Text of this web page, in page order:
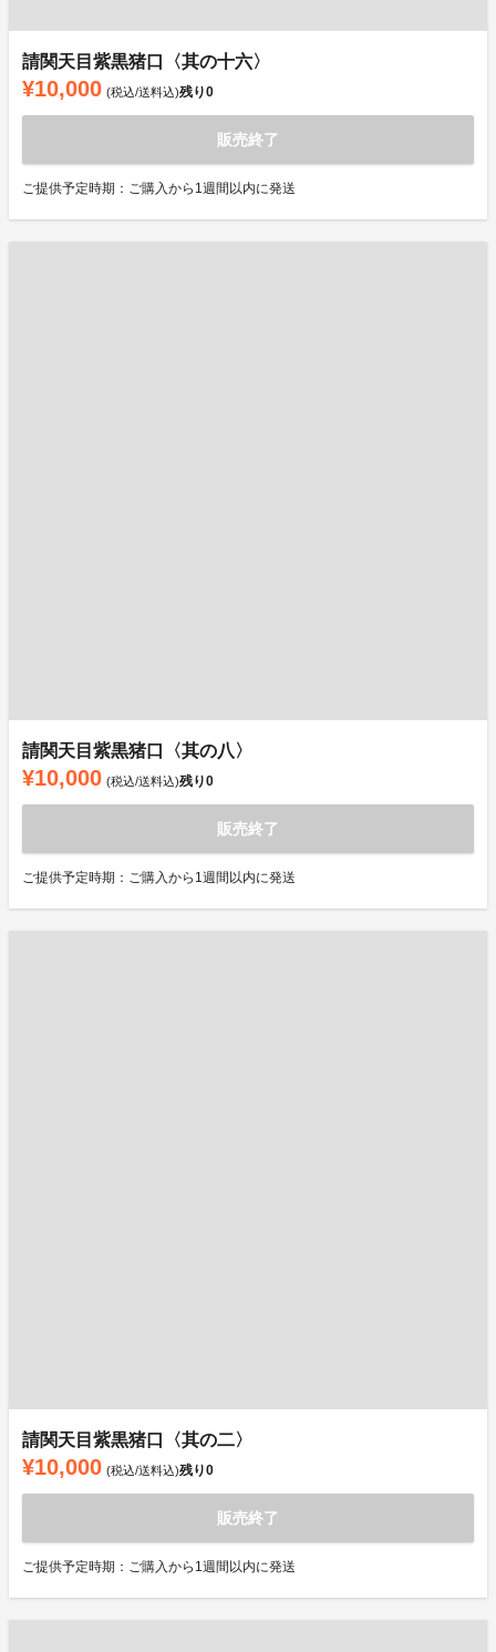
請関天目紫黒猪口〈其の十六〉
¥10,000 (税込/送料込)残り0
販売終了
ご提供予定時期：ご購入から1週間以内に発送
請関天目紫黒猪口〈其の八〉
¥10,000 (税込/送料込)残り0
販売終了
ご提供予定時期：ご購入から1週間以内に発送
請関天目紫黒猪口〈其の二〉
¥10,000 (税込/送料込)残り0
販売終了
ご提供予定時期：ご購入から1週間以内に発送